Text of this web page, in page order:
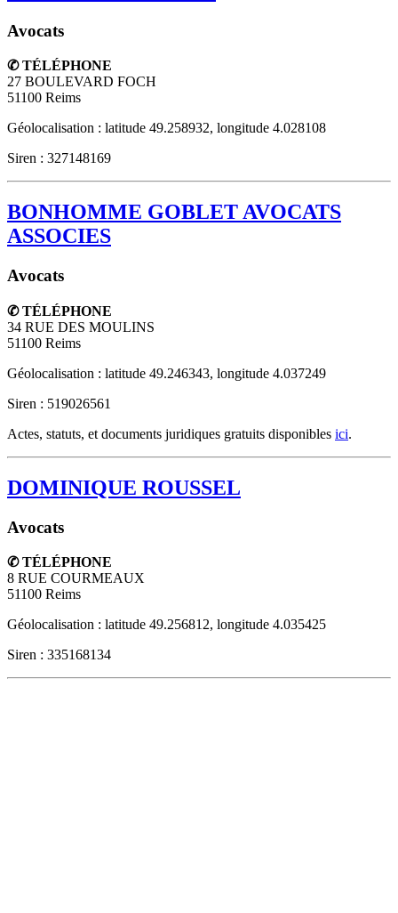
Avocats
✆ TÉLÉPHONE
27 BOULEVARD FOCH
51100 Reims
Géolocalisation : latitude 49.258932, longitude 4.028108
Siren : 327148169
BONHOMME GOBLET AVOCATS
ASSOCIES
Avocats
✆ TÉLÉPHONE
34 RUE DES MOULINS
51100 Reims
Géolocalisation : latitude 49.246343, longitude 4.037249
Siren : 519026561
Actes, statuts, et documents juridiques gratuits disponibles ici.
DOMINIQUE ROUSSEL
Avocats
✆ TÉLÉPHONE
8 RUE COURMEAUX
51100 Reims
Géolocalisation : latitude 49.256812, longitude 4.035425
Siren : 335168134